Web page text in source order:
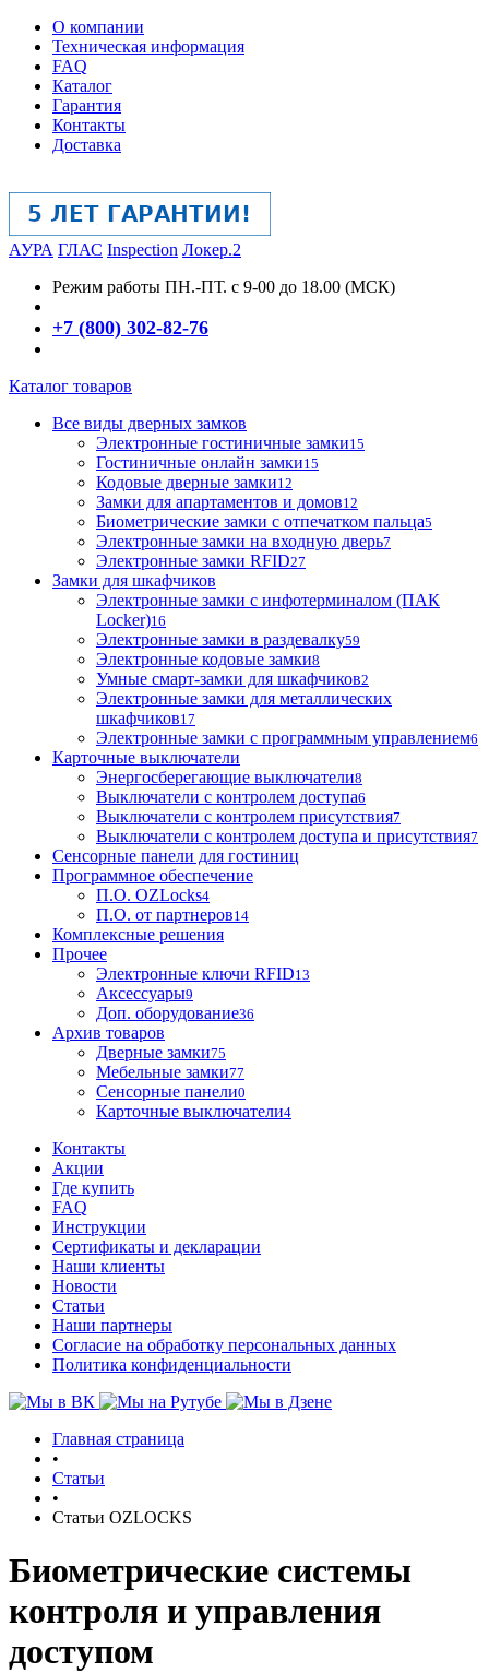
О компании
Техническая информация
FAQ
Каталог
Гарантия
Контакты
Доставка
АУРА ГЛАС Inspection Локер.2
Режим работы ПН.-ПТ. с 9-00 до 18.00 (МСК)
+7 (800) 302-82-76
Каталог товаров
Все виды дверных замков
Электронные гостиничные замки15
Гостиничные онлайн замки15
Кодовые дверные замки12
Замки для апартаментов и домов12
Биометрические замки с отпечатком пальца5
Электронные замки на входную дверь7
Электронные замки RFID27
Замки для шкафчиков
Электронные замки с инфотерминалом (ПАК
Locker)16
Электронные замки в раздевалку59
Электронные кодовые замки8
Умные смарт-замки для шкафчиков2
Электронные замки для металлических
шкафчиков17
Электронные замки с программным управлением6
Карточные выключатели
Энергосберегающие выключатели8
Выключатели с контролем доступа6
Выключатели с контролем присутствия7
Выключатели с контролем доступа и присутствия7
Сенсорные панели для гостиниц
Программное обеспечение
П.О. OZLocks4
П.О. от партнеров14
Комплексные решения
Прочее
Электронные ключи RFID13
Аксессуары9
Доп. оборудование36
Архив товаров
Дверные замки75
Мебельные замки77
Сенсорные панели0
Карточные выключатели4
Контакты
Акции
Где купить
FAQ
Инструкции
Сертификаты и декларации
Наши клиенты
Новости
Статьи
Наши партнеры
Согласие на обработку персональных данных
Политика конфиденциальности
Главная страница
•
Статьи
•
Статьи OZLOCKS
Биометрические системы
контроля и управления
доступом